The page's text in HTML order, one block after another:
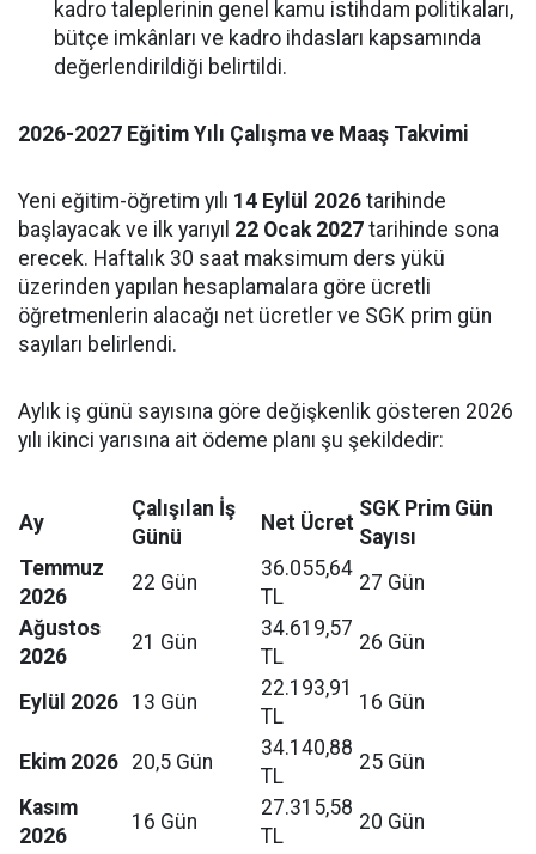
kadro taleplerinin genel kamu istihdam politikaları,
bütçe imkânları ve kadro ihdasları kapsamında
değerlendirildiği belirtildi.
2026-2027 Eğitim Yılı Çalışma ve Maaş Takvimi
Yeni eğitim-öğretim yılı 14 Eylül 2026 tarihinde
başlayacak ve ilk yarıyıl 22 Ocak 2027 tarihinde sona
erecek. Haftalık 30 saat maksimum ders yükü
üzerinden yapılan hesaplamalara göre ücretli
öğretmenlerin alacağı net ücretler ve SGK prim gün
sayıları belirlendi.
Aylık iş günü sayısına göre değişkenlik gösteren 2026
yılı ikinci yarısına ait ödeme planı şu şekildedir:
Ay
Çalışılan İş
Günü
Net Ücret
SGK Prim Gün
Sayısı
Temmuz
2026
22 Gün
36.055,64
TL
27 Gün
Ağustos
2026
21 Gün
34.619,57
TL
26 Gün
Eylül 2026 13 Gün
22.193,91
TL
16 Gün
Ekim 2026 20,5 Gün
34.140,88
TL
25 Gün
Kasım
2026
16 Gün
27.315,58
TL
20 Gün